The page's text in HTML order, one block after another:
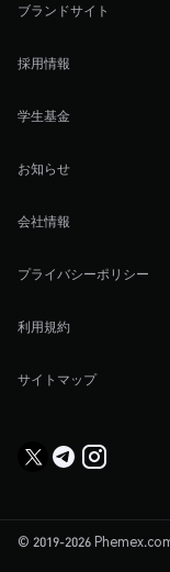
ブランドサイト
採用情報
学生基金
お知らせ
会社情報
プライバシーポリシー
利用規約
サイトマップ
© 2019-2026